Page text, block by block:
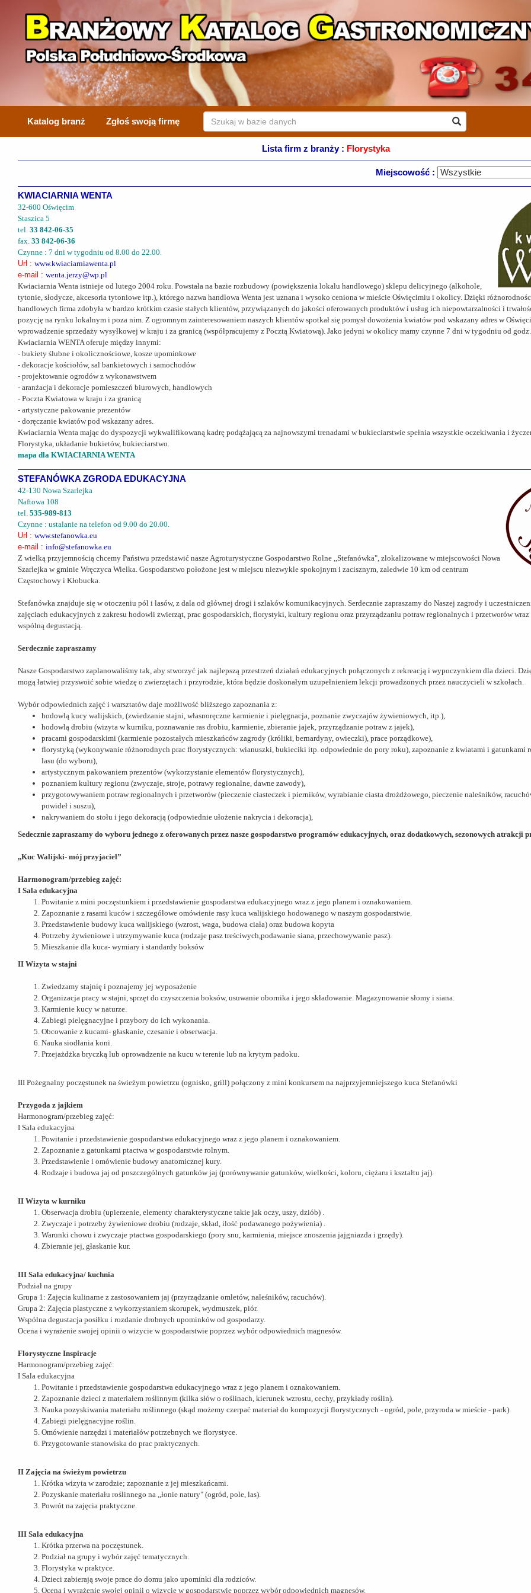
Katalog branż Zgłoś swoją firmę
Lista firm z branży : Florystyka
Miejscowość :
KWIACIARNIA WENTA
32-600 Oświęcim
Staszica 5
tel. 33 842-06-35
fax. 33 842-06-36
Czynne : 7 dni w tygodniu od 8.00 do 22.00.
Url : www.kwiaciarniawenta.pl
e-mail : wenta.jerzy@wp.pl
Kwiaciarnia Wenta istnieje od lutego 2004 roku. Powstała na bazie rozbudowy (powiększenia lokalu handlowego) sklepu delicyjnego (alkohole,
tytonie, słodycze, akcesoria tytoniowe itp.), którego nazwa handlowa Wenta jest uznana i wysoko ceniona w mieście Oświęcimiu i okolicy. Dzięki
handlowych firma zdobyła w bardzo krótkim czasie stałych klientów, przywiązanych do jakości oferowanych produktów i usług ich niepowtarzalności i
pozycję na rynku lokalnym i poza nim. Z ogromnym zainteresowaniem naszych klientów spotkał się pomysł dowożenia kwiatów pod wskazany adres w
wprowadzenie sprzedaży wysyłkowej w kraju i za granicą (współpracujemy z Pocztą Kwiatową). Jako jedyni w okolicy mamy czynne 7 dni w tygodniu od
Kwiaciarnia WENTA oferuje między innymi:
- bukiety ślubne i okolicznościowe, kosze upominkowe
- dekoracje kościołów, sal bankietowych i samochodów
- projektowanie ogrodów z wykonawstwem
- aranżacja i dekoracje pomieszczeń biurowych, handlowych
- Poczta Kwiatowa w kraju i za granicą
- artystyczne pakowanie prezentów
- doręczanie kwiatów pod wskazany adres.
Kwiaciarnia Wenta mając do dyspozycji wykwalifikowaną kadrę podążającą za najnowszymi trenadami w bukieciarstwie spełnia wszystkie oczekiwania i
Florystyka, układanie bukietów, bukieciarstwo.
mapa dla KWIACIARNIA WENTA
STEFANÓWKA ZGRODA EDUKACYJNA
42-130 Nowa Szarlejka
Naftowa 108
tel. 535-989-813
Czynne : ustalanie na telefon od 9.00 do 20.00.
Url : www.stefanowka.eu
e-mail : info@stefanowka.eu
Z wielką przyjemnością chcemy Państwu przedstawić nasze Agroturystyczne Gospodarstwo Rolne ,,Stefanówka", zlokalizowane w miejscowości Nowa
Szarlejka w gminie Wręczyca Wielka. Gospodarstwo położone jest w miejscu niezwykle spokojnym i zacisznym, zaledwie 10 km od centrum
Częstochowy i Kłobucka.
Stefanówka znajduje się w otoczeniu pól i lasów, z dala od głównej drogi i szlaków komunikacyjnych. Serdecznie zapraszamy do Naszej zagrody i
zajęciach edukacyjnych z zakresu hodowli zwierząt, prac gospodarskich, florystyki, kultury regionu oraz przyrządzaniu potraw regionalnych i przetworów wraz
wspólną degustacją.
Serdecznie zapraszamy
Nasze Gospodarstwo zaplanowaliśmy tak, aby stworzyć jak najlepszą przestrzeń działań edukacyjnych połączonych z rekreacją i wypoczynkiem dla dzieci.
mogą łatwiej przyswoić sobie wiedzę o zwierzętach i przyrodzie, która będzie doskonałym uzupełnieniem lekcji prowadzonych przez nauczycieli w szkołach.
Wybór odpowiednich zajęć i warsztatów daje możliwość bliższego zapoznania z:
hodowlą kucy walijskich, (zwiedzanie stajni, własnoręczne karmienie i pielęgnacja, poznanie zwyczajów żywieniowych, itp.),
hodowlą drobiu (wizyta w kurniku, poznawanie ras drobiu, karmienie, zbieranie jajek, przyrządzanie potraw z jajek),
pracami gospodarskimi (karmienie pozostałych mieszkańców zagrody (króliki, bernardyny, owieczki), prace porządkowe),
florystyką (wykonywanie różnorodnych prac florystycznych: wianuszki, bukieciki itp. odpowiednie do pory roku), zapoznanie z kwiatami i gatunkami
lasu (do wyboru),
artystycznym pakowaniem prezentów (wykorzystanie elementów florystycznych),
poznaniem kultury regionu (zwyczaje, stroje, potrawy regionalne, dawne zawody),
przygotowywaniem potraw regionalnych i przetworów (pieczenie ciasteczek i pierników, wyrabianie ciasta drożdżowego, pieczenie naleśników,
powideł i suszu),
nakrywaniem do stołu i jego dekoracją (odpowiednie ułożenie nakrycia i dekoracja),
Sedecznie zapraszamy do wyboru jednego z oferowanych przez nasze gospodarstwo programów edukacyjnych, oraz dodatkowych, sezonowych atrakcji
,,Kuc Walijski- mój przyjaciel”
Harmonogram/przebieg zajęć:
I Sala edukacyjna
Powitanie z mini poczęstunkiem i przedstawienie gospodarstwa edukacyjnego wraz z jego planem i oznakowaniem.
Zapoznanie z rasami kuców i szczegółowe omówienie rasy kuca walijskiego hodowanego w naszym gospodarstwie.
Przedstawienie budowy kuca walijskiego (wzrost, waga, budowa ciała) oraz budowa kopyta
Potrzeby żywieniowe i utrzymywanie kuca (rodzaje pasz treściwych,podawanie siana, przechowywanie pasz).
Mieszkanie dla kuca- wymiary i standardy boksów
II Wizyta w stajni
Zwiedzamy stajnię i poznajemy jej wyposażenie
Organizacja pracy w stajni, sprzęt do czyszczenia boksów, usuwanie obornika i jego składowanie. Magazynowanie słomy i siana.
Karmienie kucy w naturze.
Zabiegi pielęgnacyjne i przybory do ich wykonania.
Obcowanie z kucami- głaskanie, czesanie i obserwacja.
Nauka siodłania koni.
Przejażdżka bryczką lub oprowadzenie na kucu w terenie lub na krytym padoku.
III Pożegnalny poczęstunek na świeżym powietrzu (ognisko, grill) połączony z mini konkursem na najprzyjemniejszego kuca Stefanówki
Przygoda z jajkiem
Harmonogram/przebieg zajęć:
I Sala edukacyjna
Powitanie i przedstawienie gospodarstwa edukacyjnego wraz z jego planem i oznakowaniem.
Zapoznanie z gatunkami ptactwa w gospodarstwie rolnym.
Przedstawienie i omówienie budowy anatomicznej kury.
Rodzaje i budowa jaj od poszczególnych gatunków jaj (porównywanie gatunków, wielkości, koloru, ciężaru i kształtu jaj).
II Wizyta w kurniku
Obserwacja drobiu (upierzenie, elementy charakterystyczne takie jak oczy, uszy, dziób) .
Zwyczaje i potrzeby żywieniowe drobiu (rodzaje, skład, ilość podawanego pożywienia) .
Warunki chowu i zwyczaje ptactwa gospodarskiego (pory snu, karmienia, miejsce znoszenia jajgniazda i grzędy).
Zbieranie jej, głaskanie kur.
III Sala edukacyjna/ kuchnia
Podział na grupy
Grupa 1: Zajęcia kulinarne z zastosowaniem jaj (przyrządzanie omletów, naleśników, racuchów).
Grupa 2: Zajęcia plastyczne z wykorzystaniem skorupek, wydmuszek, piór.
Wspólna degustacja posiłku i rozdanie drobnych upominków od gospodarzy.
Ocena i wyrażenie swojej opinii o wizycie w gospodarstwie poprzez wybór odpowiednich magnesów.
Florystyczne Inspiracje
Harmonogram/przebieg zajęć:
I Sala edukacyjna
Powitanie i przedstawienie gospodarstwa edukacyjnego wraz z jego planem i oznakowaniem.
Zapoznanie dzieci z materiałem roślinnym (kilka słów o roślinach, kierunek wzrostu, cechy, przykłady roślin).
Nauka pozyskiwania materiału roślinnego (skąd możemy czerpać materiał do kompozycji florystycznych - ogród, pole, przyroda w mieście - park).
Zabiegi pielęgnacyjne roślin.
Omówienie narzędzi i materiałów potrzebnych we florystyce.
Przygotowanie stanowiska do prac praktycznych.
II Zajęcia na świeżym powietrzu
Krótka wizyta w zarodzie; zapoznanie z jej mieszkańcami.
Pozyskanie materiału roślinnego na ,,łonie natury" (ogród, pole, las).
Powrót na zajęcia praktyczne.
III Sala edukacyjna
Krótka przerwa na poczęstunek.
Podział na grupy i wybór zajęć tematycznych.
Florystyka w praktyce.
Dzieci zabierają swoje prace do domu jako upominki dla rodziców.
Ocena i wyrażenie swojej opinii o wizycie w gospodarstwie poprzez wybór odpowiednich magnesów.